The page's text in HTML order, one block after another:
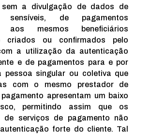
sem a divulgação de dados de
sensíveis, de pagamentos
aos mesmos beneficiários
criados ou confirmados pelo
a utilização da autenticação
e de pagamentos para e por
pessoa singular ou coletiva que
com o mesmo prestador de
apresentam um baixo
permitindo assim que os
de serviços de pagamento não
forte do cliente. Tal